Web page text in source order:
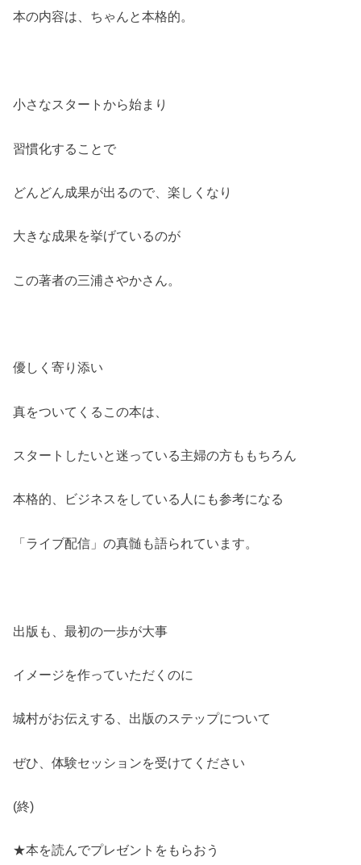
本の内容は、ちゃんと本格的。
小さなスタートから始まり
習慣化することで
どんどん成果が出るので、楽しくなり
大きな成果を挙げているのが
この著者の三浦さやかさん。
優しく寄り添い
真をついてくるこの本は、
スタートしたいと迷っている主婦の方ももちろん
本格的、ビジネスをしている人にも参考になる
「ライブ配信」の真髄も語られています。
出版も、最初の一歩が大事
イメージを作っていただくのに
城村がお伝えする、出版のステップについて
ぜひ、体験セッションを受けてください
(終)
★本を読んでプレゼントをもらおう